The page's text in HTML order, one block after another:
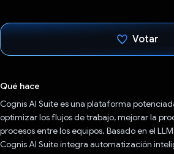
Votar
Qué hace
Cognis AI Suite es una plataforma
optimizar los flujos de trabajo, mejorar la
procesos entre los equipos. Basado en el
Cognis AI Suite integra automatización